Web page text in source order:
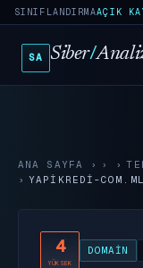
SINIFLANDIRMAAÇIK
SA Siber/
ANA SAYFA ›
YAPIKREDI-COM.ML
4
YÜKSEK
DOMAIN